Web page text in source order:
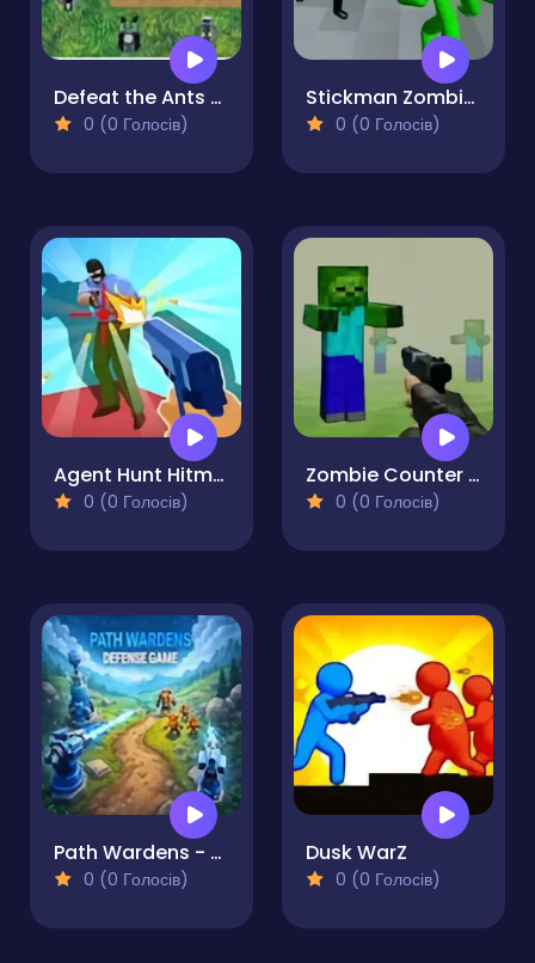
Defeat the Ants TD
0 (0 Голосів)
Stickman Zombie Shooting 3D
0 (0 Голосів)
Agent Hunt Hitman Shooter
0 (0 Голосів)
Zombie Counter Craft
0 (0 Голосів)
Path Wardens - Defense Game
0 (0 Голосів)
Dusk WarZ
0 (0 Голосів)